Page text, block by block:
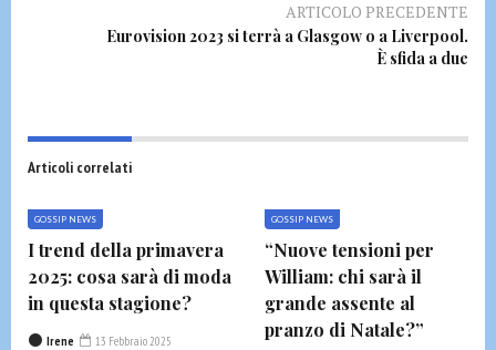
ARTICOLO PRECEDENTE
Eurovision 2023 si terrà a Glasgow o a Liverpool.
È sfida a due
Articoli correlati
GOSSIP NEWS
I trend della primavera
2025: cosa sarà di moda
in questa stagione?
Irene 13 Febbraio 2025
GOSSIP NEWS
“Nuove tensioni per
William: chi sarà il
grande assente al
pranzo di Natale?”